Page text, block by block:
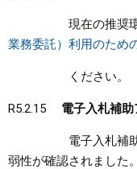
現在の推奨環
業務委託）利用のため
ください。
R5.2.15 電子入札補
電子入札補
弱性が確認されました。